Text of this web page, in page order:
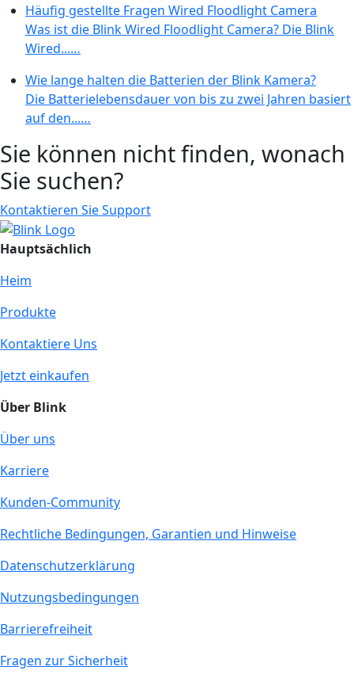
Häufig gestellte Fragen Wired Floodlight Camera
Was ist die Blink Wired Floodlight Camera? Die Blink
Wired...…
Wie lange halten die Batterien der Blink Kamera?
Die Batterielebensdauer von bis zu zwei Jahren basiert
auf den...…
Sie können nicht finden, wonach
Sie suchen?
Kontaktieren Sie Support
Hauptsächlich
Heim
Produkte
Kontaktiere Uns
Jetzt einkaufen
Über Blink
Über uns
Karriere
Kunden-Community
Rechtliche Bedingungen, Garantien und Hinweise
Datenschutzerklärung
Nutzungsbedingungen
Barrierefreiheit
Fragen zur Sicherheit